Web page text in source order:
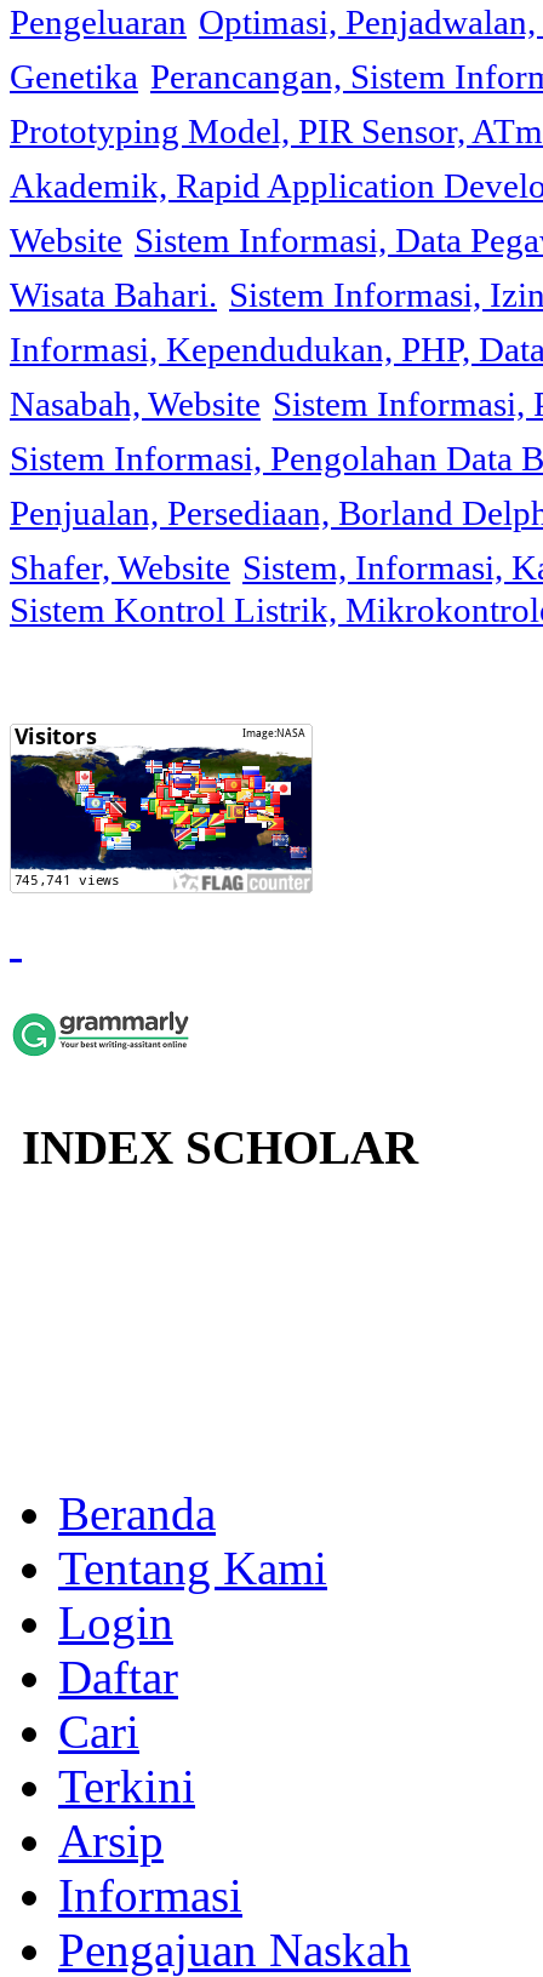
Pengeluaran Optimasi,
Genetika Perancangan, Sistem
Prototyping Model, PIR Sensor,
Akademik, Rapid Application
Website Sistem Informasi, Data
Wisata Bahari. Sistem Informasi,
Informasi, Kependudukan, PHP,
Nasabah, Website Sistem Informasi,
Sistem Informasi, Pengolahan Data
Penjualan, Persediaan, Borland
Shafer, Website Sistem, Informasi,
Sistem Kontrol Listrik,
INDEX SCHOLAR
Beranda
Tentang Kami
Login
Daftar
Cari
Terkini
Arsip
Informasi
Pengajuan Naskah